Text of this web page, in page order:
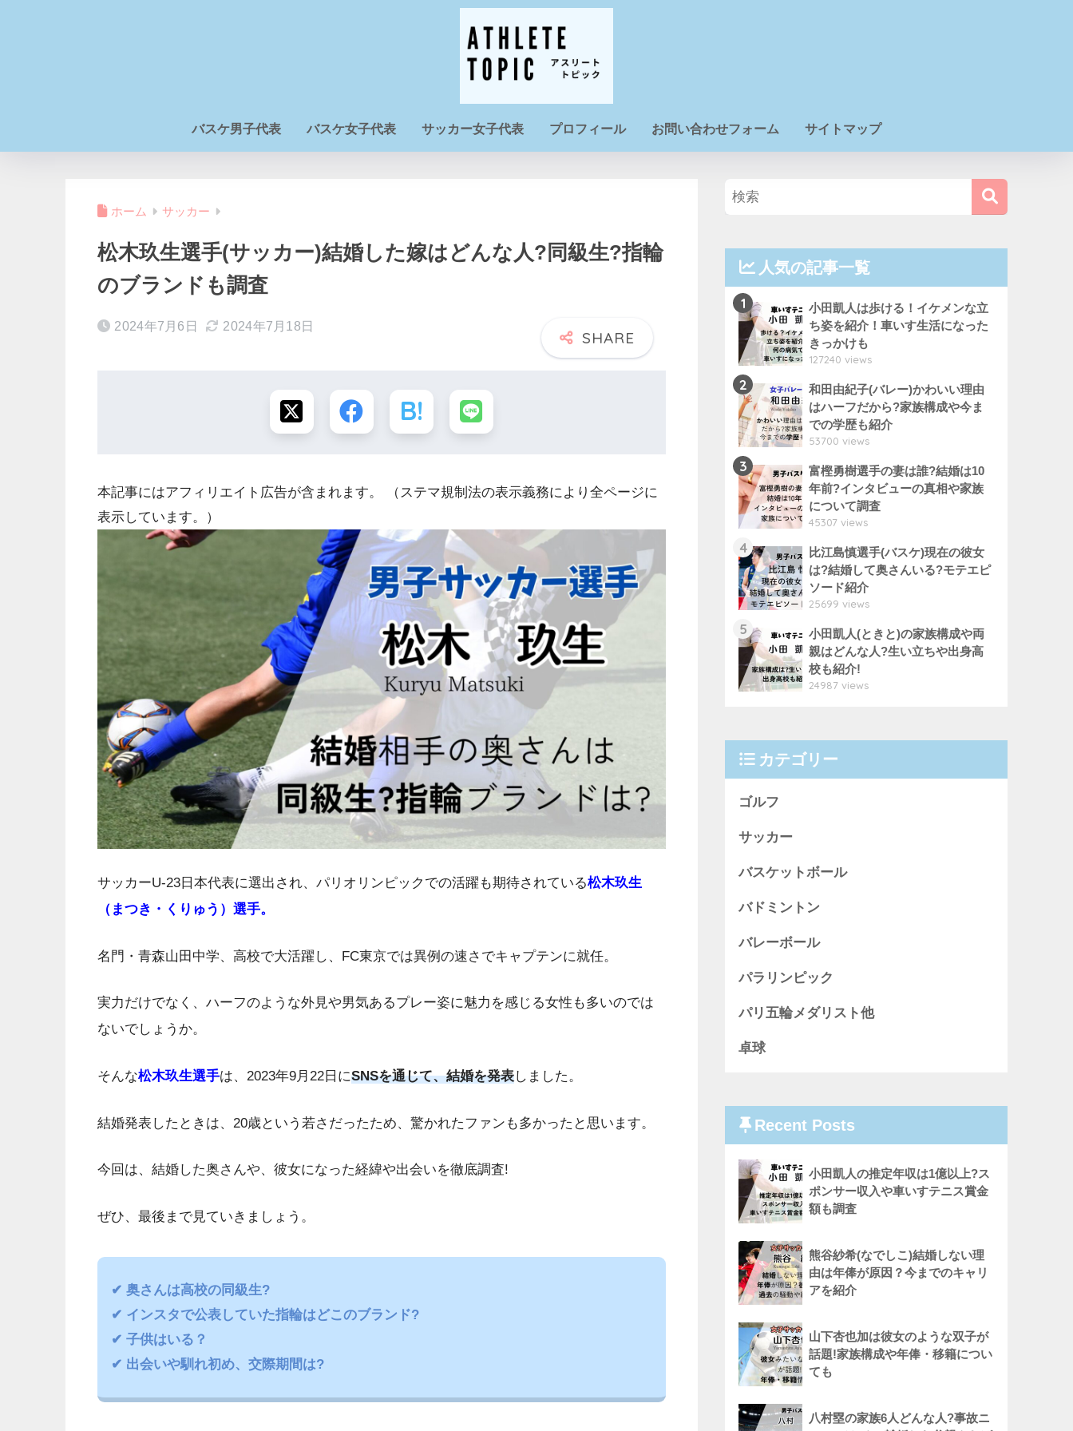
バスケ男子代表 バスケ女子代表 サッカー女子代表 プロフィール お問い合わせフォーム サイトマップ
ホーム サッカー
松木玖生選手(サッカー)結婚した嫁はどんな人?同級生?指輪
のブランドも調査
2024年7月6日 2024年7月18日
本記事にはアフィリエイト広告が含まれます。 （ステマ規制法の表示義務により全ページに
表示しています。）
サッカーU-23日本代表に選出され、パリオリンピックでの活躍も期待されている松木玖生
（まつき・くりゅう）選手。
名門・青森山田中学、高校で大活躍し、FC東京では異例の速さでキャプテンに就任。
実力だけでなく、ハーフのような外見や男気あるプレー姿に魅力を感じる女性も多いのでは
ないでしょうか。
そんな松木玖生選手は、2023年9月22日にSNSを通じて、結婚を発表しました。
結婚発表したときは、20歳という若さだったため、驚かれたファンも多かったと思います。
今回は、結婚した奥さんや、彼女になった経緯や出会いを徹底調査!
ぜひ、最後まで見ていきましょう。
✔ 奥さんは高校の同級生?
✔ インスタで公表していた指輪はどこのブランド?
✔ 子供はいる？
✔ 出会いや馴れ初め、交際期間は?
人気の記事一覧
1
小田凱人は歩ける！イケメンな立
ち姿を紹介！車いす生活になった
きっかけも
127240 views
2
和田由紀子(バレー)かわいい理由
はハーフだから?家族構成や今ま
での学歴も紹介
53700 views
3
富樫勇樹選手の妻は誰?結婚は10
年前?インタビューの真相や家族
について調査
45307 views
4
比江島慎選手(バスケ)現在の彼女
は?結婚して奥さんいる?モテエピ
ソード紹介
25699 views
5
小田凱人(ときと)の家族構成や両
親はどんな人?生い立ちや出身高
校も紹介!
24987 views
カテゴリー
ゴルフ
サッカー
バスケットボール
バドミントン
バレーボール
パラリンピック
パリ五輪メダリスト他
卓球
Recent Posts
小田凱人の推定年収は1億以上?ス
ポンサー収入や車いすテニス賞金
額も調査
熊谷紗希(なでしこ)結婚しない理
由は年俸が原因？今までのキャリ
アを紹介
山下杏也加は彼女のような双子が
話題!家族構成や年俸・移籍につい
ても
八村塁の家族6人どんな人?事故ニ